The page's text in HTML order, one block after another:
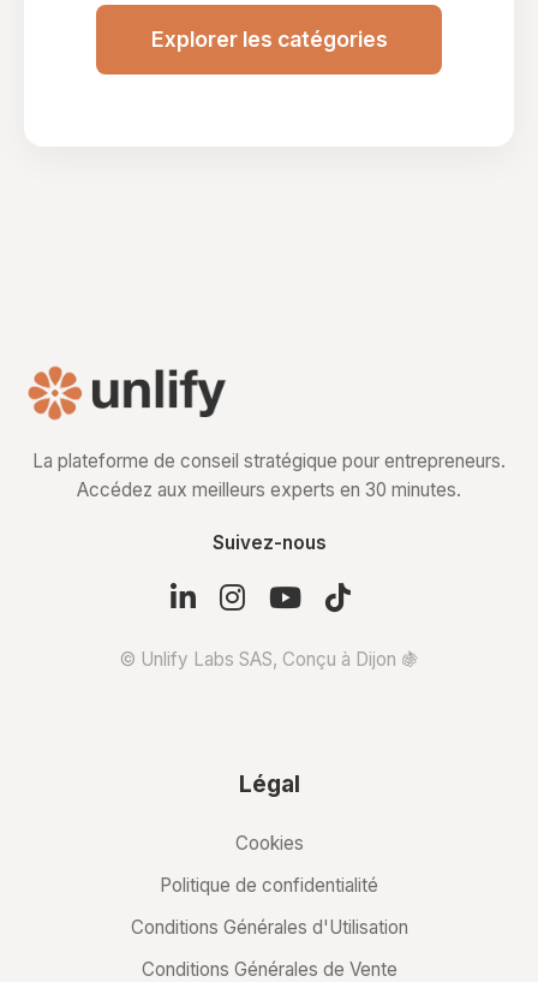
Explorer les catégories
La plateforme de conseil stratégique pour entrepreneurs.
Accédez aux meilleurs experts en 30 minutes.
Suivez-nous
© Unlify Labs SAS, Conçu à Dijon 🍇
Légal
Cookies
Politique de confidentialité
Conditions Générales d'Utilisation
Conditions Générales de Vente